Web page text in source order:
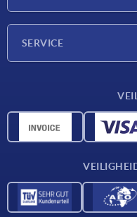
SERVICE
CAD-gegevens